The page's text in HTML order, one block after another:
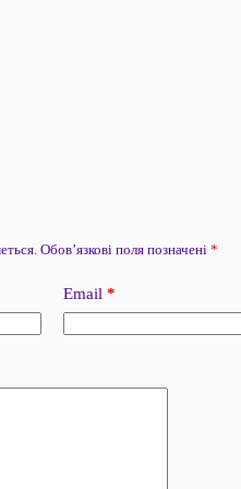
Обов’язкові поля позначені *
Email *